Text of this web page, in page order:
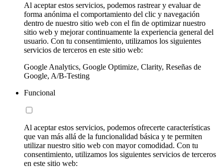
Al aceptar estos servicios, podemos rastrear y evaluar de
forma anónima el comportamiento del clic y navegación
dentro de nuestro sitio web con el fin de optimizar nuestro
sitio web y mejorar continuamente la experiencia general del
usuario. Con tu consentimiento, utilizamos los siguientes
servicios de terceros en este sitio web:
Google Analytics, Google Optimize, Clarity, Reseñas de
Google, A/B-Testing
Funcional
Al aceptar estos servicios, podemos ofrecerte características
que van más allá de la funcionalidad básica y te permiten
utilizar nuestro sitio web con mayor comodidad. Con tu
consentimiento, utilizamos los siguientes servicios de terceros
en este sitio web: